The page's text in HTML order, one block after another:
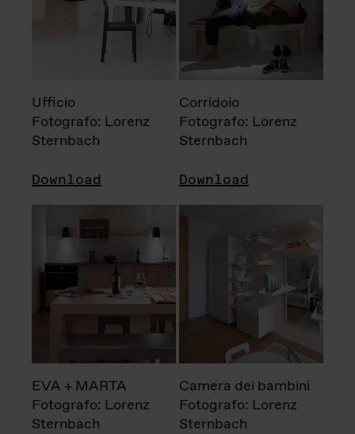
Ufficio
Fotografo: Lorenz
Sternbach
Download
Corridoio
Fotografo: Lorenz
Sternbach
Download
EVA + MARTA
Fotografo: Lorenz
Sternbach
Camera dei bambini
Fotografo: Lorenz
Sternbach